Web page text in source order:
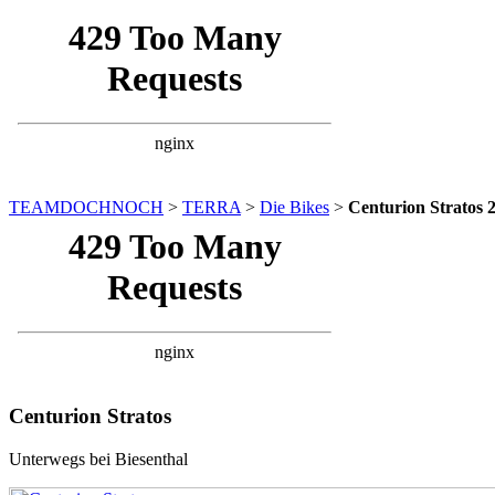
TEAMDOCHNOCH > TERRA> Die Bikes > Centurion Stratos
Centurion Stratos
Unterwegs bei Biesenthal